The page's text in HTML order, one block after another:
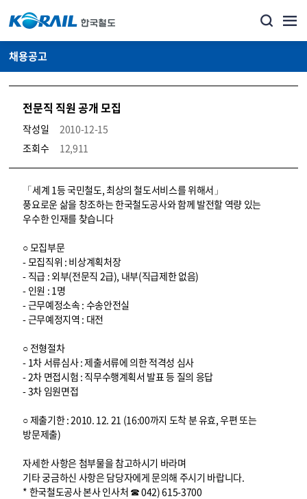
채용공고
전문직 직원 공개 모집
작성일
2010-12-15
조회수
12,911
코레일소개_경영공시_채용공고 상세보기 – 내용, 파일, 담당자 연락처로 구성
「세계 1등 국민철도, 최상의 철도서비스를 위해서」
풍요로운 삶을 창조하는 한국철도공사와 함께 발전할 역량 있는
우수한 인재를 찾습니다
○ 모집부문
- 모집직위 : 비상계획처장
- 직급 : 외부(전문직 2급), 내부(직급제한 없음)
- 인원 : 1명
- 근무예정소속 : 수송안전실
- 근무예정지역 : 대전
○ 전형절차
- 1차 서류심사 : 제출서류에 의한 적격성 심사
- 2차 면접시험 : 직무수행계획서 발표 등 질의 응답
- 3차 임원면접
○ 제출기한 : 2010. 12. 21 (16:00까지 도착 분 유효, 우편 또는
방문제출)
자세한 사항은 첨부물을 참고하시기 바라며
기타 궁금하신 사항은 담당자에게 문의해 주시기 바랍니다.
* 한국철도공사 본사 인사처 ☎ 042) 615-3700